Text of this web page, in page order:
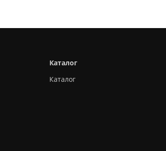
Каталог
Каталог